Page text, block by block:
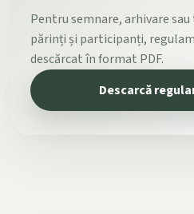
Pentru semnare, arhivare
părinți și participanți,
descărcat în format PDF.
Descarcă